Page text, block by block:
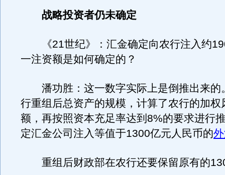
战略投资者仍未确定
《21世纪》：汇金确定向农行注入约
一注资额是如何确定的？
潘功胜：这一数字实际上是倒推出来的
行重组后总资产的规模，计算了农行的加权
额，再按照资本充足率达到8%的要求进行
定汇金公司注入等值于1300亿元人民币的
重组后财政部在农行还要保留原有的